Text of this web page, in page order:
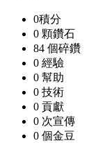
0積分
0 顆鑽石
84 個碎鑽
0 經驗
0 幫助
0 技術
0 貢獻
0 次宣傳
0 個金豆